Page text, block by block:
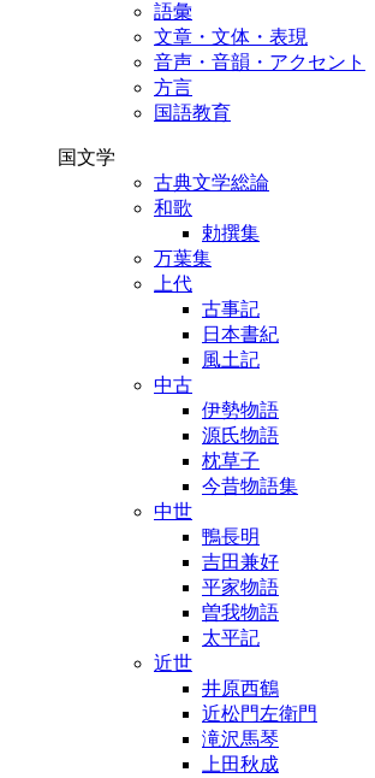
語彙
文章・文体・表現
音声・音韻・アクセント
方言
国語教育
国文学
古典文学総論
和歌
勅撰集
万葉集
上代
古事記
日本書紀
風土記
中古
伊勢物語
源氏物語
枕草子
今昔物語集
中世
鴨長明
吉田兼好
平家物語
曽我物語
太平記
近世
井原西鶴
近松門左衛門
滝沢馬琴
上田秋成